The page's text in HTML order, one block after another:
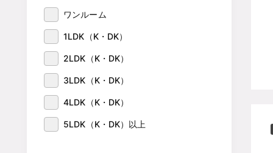
ワンルーム
1LDK（K・DK）
2LDK（K・DK）
3LDK（K・DK）
4LDK（K・DK）
5LDK（K・DK）以上